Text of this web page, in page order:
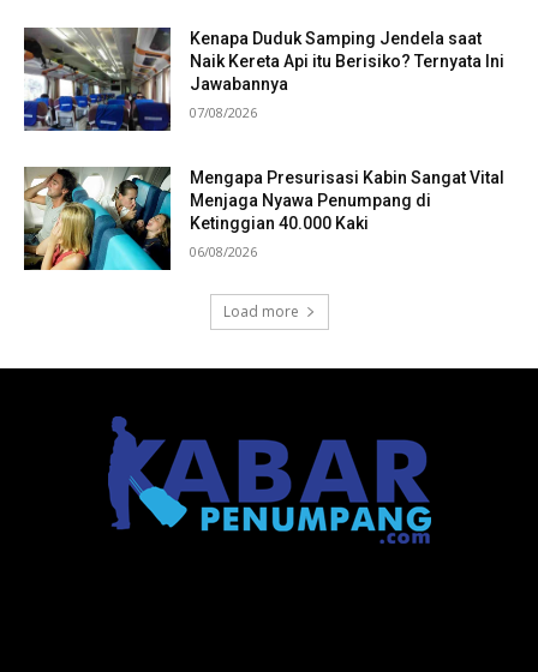
Kenapa Duduk Samping Jendela saat
Naik Kereta Api itu Berisiko? Ternyata Ini
Jawabannya
07/08/2026
Mengapa Presurisasi Kabin Sangat Vital
Menjaga Nyawa Penumpang di
Ketinggian 40.000 Kaki
06/08/2026
Load more